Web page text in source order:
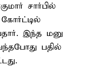
சார்பில்
இந்த மனு
பதில்